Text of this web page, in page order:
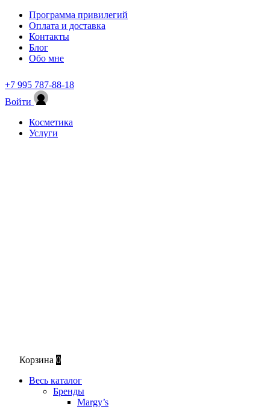
Программа привилегий
Оплата и доставка
Контакты
Блог
Обо мне
+7 995 787-88-18
Войти
Косметика
Услуги
Корзина 0
Весь каталог
Бренды
Margy’s